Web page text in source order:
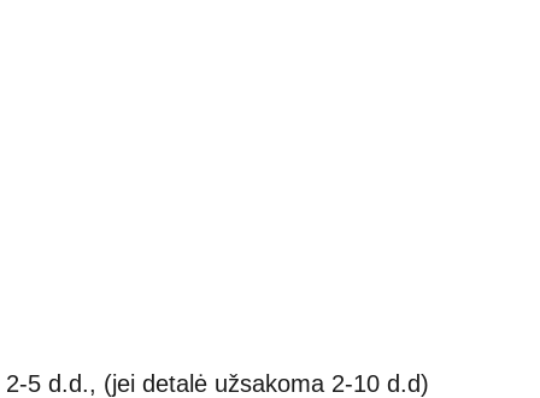
5 d.d., (jei detalė užsakoma 2-10 d.d)